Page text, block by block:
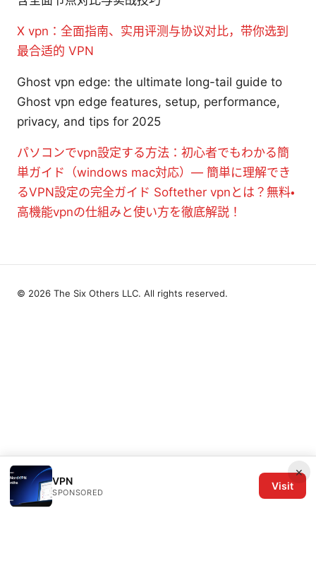
X vpn：全面指南、实用评测与协议对比，带你选到
最合适的 VPN
Ghost vpn edge: the ultimate long-tail guide to
Ghost vpn edge features, setup, performance,
privacy, and tips for 2025
パソコンでvpn設定する方法：初心者でもわかる簡
単ガイド（windows mac対応）— 簡単に理解でき
るVPN設定の完全ガイド Softether vpnとは？無料・
高機能vpnの仕組みと使い方を徹底解説！
×
VPN
SPONSORED
Visit
© 2026 The Six Others LLC. All rights reserved.